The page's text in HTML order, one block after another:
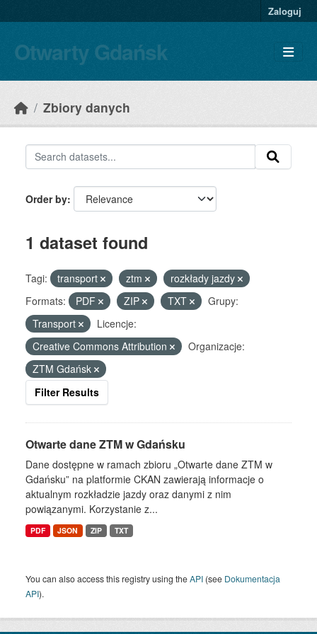
Zaloguj
Otwarty Gdańsk
Zbiory danych
Order by
1 dataset found
Tagi: transport ztm
rozkłady jazdy
Formats:
PDF ZIP TXT
Grupy:
Transport
Licencje:
Creative Commons Attribution
Organizacje:
ZTM Gdańsk
Filter Results
Otwarte dane ZTM w Gdańsku
Dane dostępne w ramach zbioru „Otwarte dane ZTM w
Gdańsku” na platformie CKAN zawierają informacje o
aktualnym rozkładzie jazdy oraz danymi z nim
powiązanymi. Korzystanie z...
PDF JSON ZIP TXT
You can also access this registry using theAPI (see Dokumentacja
API).